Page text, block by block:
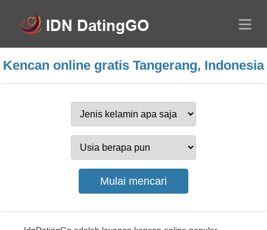
Kencan online gratis Tangerang, Indonesia